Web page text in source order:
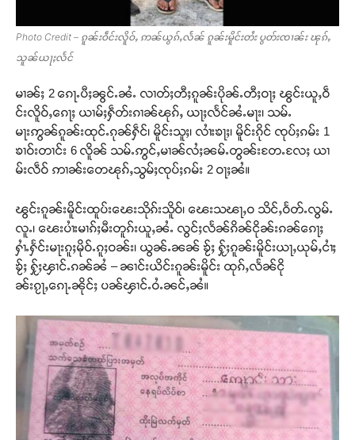
Photo Credit – ၵူၼ်းဝဵင်းလိူဝ်ႇ ဢၼ်ယွၵ်ႇလႅၼ် ၵူၼ်းမိူင်းတႆး ပွတ်းၸၢၼ်း ၽုၵ်ႇ
သူၼ်ယႃႈလႅင်
မၢၼ်ႈ 2 ၵေႃႉပီႈၼွင်ႉၼႆႉ လၢတ်ႈတီႈၵူၼ်းပိုၼ်ႉတီႈဝႃႈ ၽွင်းယူႇဝဵ
င်းလိူဝ်ႇၵေႃႈ ယၢမ်ႈႁဵတ်းၵၢၼ်ၽုၵ်ႇ ယႃႈလႅင်ၼႆႉမႃး၊ သမ်ႉ
မႃးဢွၼ်ၵူၼ်းထုင်ႉၵုၼ်ႁဵင်၊ မိူင်းသူႈ၊ လၢႆးၶႃႈ၊ မိူင်းၵိုင် ၸုပ်ႈၵမ်း 1
ၶၢဝ်းတၢင်း 6 လိူၼ် သမ်ႉဢွင်ႇမၢၼ်လႆႈၼမ်ႉတွၼ်းတႄႉလႄႈ ယၢ
မ်းလဵဝ် ဢၢၼ်းတေၽုၵ်ႇသွမ်ႈၸုပ်ႈၵမ်း 2 ဝႃႈၼႆ။
ၽွင်းၵူၼ်းမိူင်းထူပ်းၽေးသိုၵ်းသိူဝ်၊ ၽေးသၽႃႇဝ သိင်ႇဝႅတ်ႉလွမ်ႉ
လူႉ၊ ၽေးပၢႆးမၢၵ်ႈမီးတူၵ်းယူႇၼႆႉ လွင်ႈလႅၼ်ၵိၼ်ငိုၼ်းၵၼ်ၵေႃႈ
ႁၢႆႉႁႅင်းမႃးၵူႈမိုဝ်ႉၵူႈဝၼ်း၊ ယွၼ်ႉၼၼ် ၶႂ်ႈ ႁႂ်ႈၵူၼ်းမိူင်းယႃႇယုမ်ႇငၢႆႈ
ၶႂ်ႈ ႁႂ်ႈၾၢင်ႉၵၼ်ၼႆ – ၼၢင်းယိင်းၵူၼ်းမိူင်း ထုၵ်ႇလႅၼ်ငို
ၼ်းၵႂႃႇၵေႃႉၼိုင်ႈ ပၼ်ၾၢင်ႉဝႆႉၼင်ႇၼႆ။